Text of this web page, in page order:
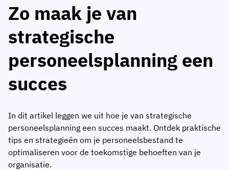
Skills matrix
Competentiebeheer
AI skills merge
Medewerkersprofiel
Trainingsgeschiedenis
Certificaten & licenties
Auto-industrie
Voedingsmiddelen sector
Logistiek
Medische productie
Bekijk alle branches
Trainingscoördinator
Operationeel manager
Adient
Logistiek
KLM Cargo
Food
Intersnack
AG5 blog
Partner programma
Webinars
Klantsucces
Kennisbank
AG5-status
Zo maak je van
strategische
personeelsplanning een
succes
In dit artikel leggen we uit hoe je van strategische
personeelsplanning een succes maakt. Ontdek praktische
tips en strategieën om je personeelsbestand te
optimaliseren voor de toekomstige behoeften van je
organisatie.